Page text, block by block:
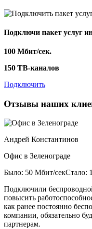
Подключи пакет услуг
100 Мбит/сек.
150 ТВ-каналов
Подключить
Отзывы наших
Андрей Константинов
Офис в Зеленограде
Было: 50 Мбит/секСтало:
Подключили
повысить
как ранее постоянно
компании, обязательно
партнерам.